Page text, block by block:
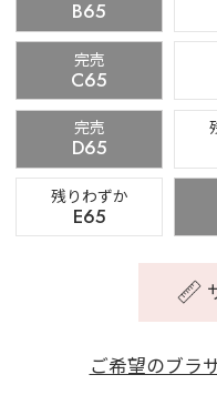
B65
完売
C65
完売
D65
残りわずか
E65
ご希望のブラ